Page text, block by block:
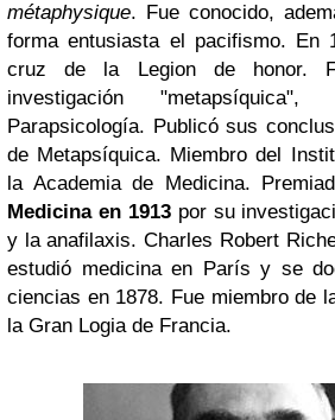
métaphysique. Fue conocido,
forma entusiasta el pacifismo. En
cruz de la Legion de honor.
investigación "metapsíquica",
Parapsicología. Publicó sus
de Metapsíquica. Miembro del
la Academia de Medicina.
Medicina en 1913 por su
y la anafilaxis. Charles Robert
estudió medicina en París y se
ciencias en 1878. Fue miembro de
la Gran Logia de Francia.